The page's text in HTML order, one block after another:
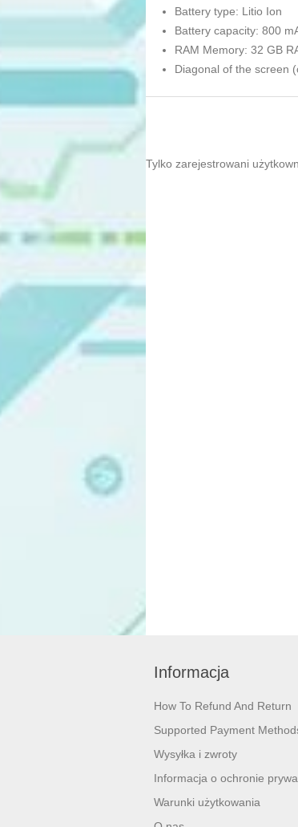
Battery type: Litio Ion
Battery capacity: 800
RAM Memory: 32 GB
Diagonal of the screen
Tylko zarejestrowani
Informacja
How To Refund And Return
Supported Payment
Wysyłka i zwroty
Informacja o ochronie
Warunki użytkowania